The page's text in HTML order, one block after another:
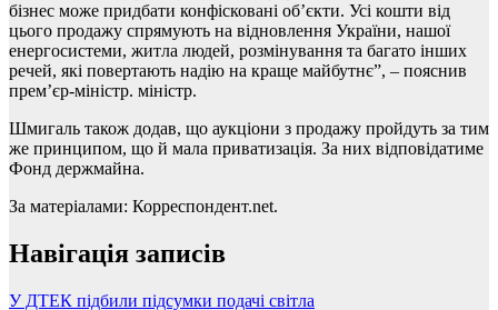
бізнес може придбати конфісковані об’єкти. Усі кошти від
цього продажу спрямують на відновлення України, нашої
енергосистеми, житла людей, розмінування та багато інших
речей, які повертають надію на краще майбутнє”, – пояснив
прем’єр-міністр. міністр.
Шмигаль також додав, що аукціони з продажу пройдуть за тим
же принципом, що й мала приватизація. За них відповідатиме
Фонд держмайна.
За матеріалами: Корреспондент.net.
Навігація записів
У ДТЕК підбили підсумки подачі світла